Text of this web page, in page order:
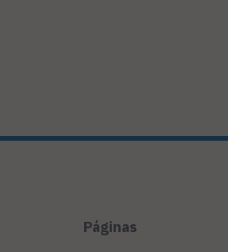
Páginas